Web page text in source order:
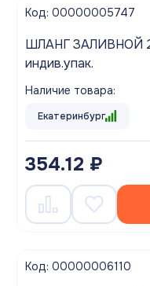
Код: 00000005747
ШЛАНГ ЗАЛИВНОЙ 2,0 м ЗИП-ФЛЕКС в
индив.упак.
Наличие товара:
Екатеринбург
354.12 ₽
Код: 00000006110